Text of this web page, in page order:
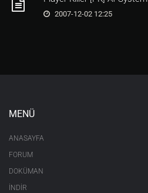
2007-12-02 12:25
MENÜ
ANASAYFA
FORUM
DOKÜMAN
İNDİR